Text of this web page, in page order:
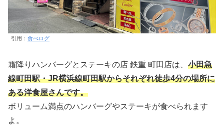
引用： 食べログ
霜降りハンバーグとステーキの店 鉄重 町田店は、 小田急
線町田駅・JR横浜線町田駅からそれぞれ徒歩4分の場所に
ある洋食屋さんです。
ボリューム満点のハンバーグやステーキが食べられます
よ。